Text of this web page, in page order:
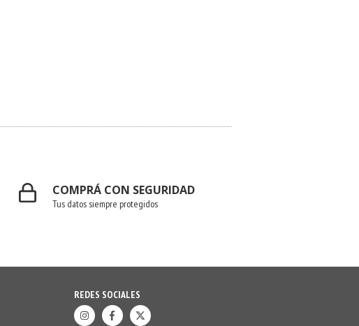
COMPRÁ CON SEGURIDAD
Tus datos siempre protegidos
REDES SOCIALES